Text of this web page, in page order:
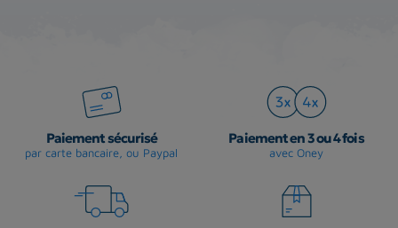
Paiement sécurisé
par carte bancaire, ou Paypal
Paiement en 3 ou 4 fois
avec Oney